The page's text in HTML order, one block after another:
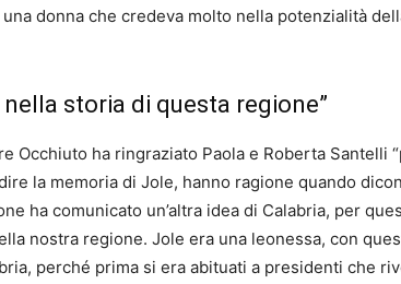
donna che credeva molto nella potenzialità
nella storia di questa regione”
Occhiuto ha ringraziato Paola e Roberta Santelli
la memoria di Jole, hanno ragione quando
ha comunicato un’altra idea di Calabria, per
nostra regione. Jole era una leonessa, con
perché prima si era abituati a presidenti che